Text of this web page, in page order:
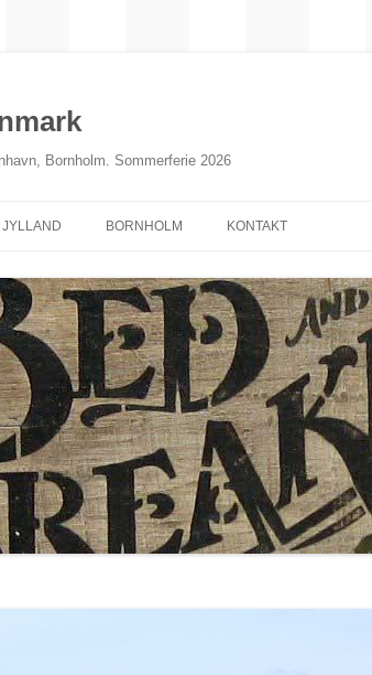
Bornholm. Sommerferie 2026
JYLLAND
MIDTJYLLAND
ØSTJYLLAND
SØNDERJYLLAND
BORNHOLM KONTAKT